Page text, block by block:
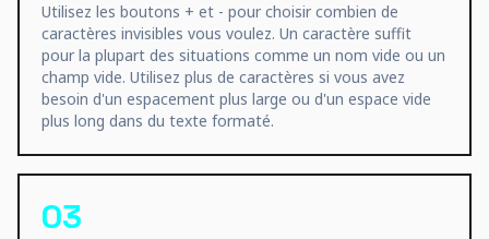
Utilisez les boutons + et - pour choisir combien de
caractères invisibles vous voulez. Un caractère suffit
pour la plupart des situations comme un nom vide ou un
champ vide. Utilisez plus de caractères si vous avez
besoin d'un espacement plus large ou d'un espace vide
plus long dans du texte formaté.
03